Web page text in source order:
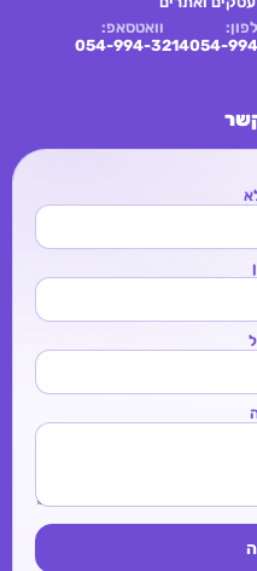
054-
וואטסאפ:
054-994-3214